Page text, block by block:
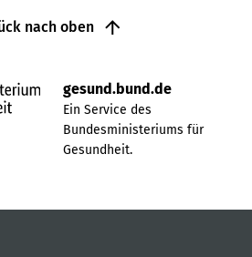
nach oben
gesund.bund.de
Ein Service des
Bundesministeriums für
Gesundheit.